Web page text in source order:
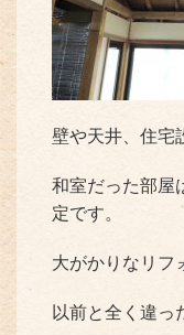
壁や天井、住宅
和室だった部屋
定です。
大がかりなリフ
以前と全く違っ